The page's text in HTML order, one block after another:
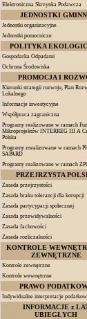
Elektroniczna Skrzynka Podawcza
JEDNOSTKI
Jednostki organizacyjne
Jednostki pomocnicze
POLITYKA
Gospodarka Odpadami
Ochrona Środowiska
PROMOCJA I
Kierunki strategii rozwoju, Plan
Lokalnego
Informacje inwestycyjne
Współpraca zagraniczna
Programy realizowane w ramach
Mikroprojektów INTERREG III A
Polska
Programy zrealizowane w ramach
SAPARD
Programy realizowane w ramach
PRZEJRZYSTA
Zasada przejrzystości
Zasada braku tolerancji dla korupcji
Zasada partycypacji społecznej
Zasada przewidywalności
Zasada fachowości
Zasada rozliczalności
KONTROLE
ZEWNĘTRZNE
Kontrole zewnętrzne
Kontrole wewnętrzne
PRAWO
Indywidualne interpretacje
INFORMACJE z
UBIEGŁYCH